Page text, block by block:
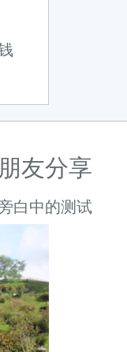
友分享
白中的测试